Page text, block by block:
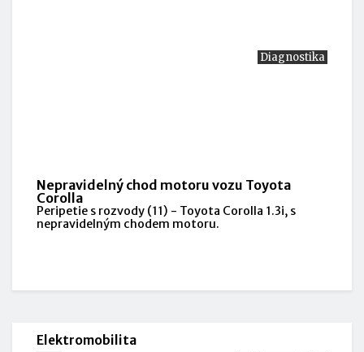
Diagnostika
Nepravidelný chod motoru vozu Toyota
Corolla
Peripetie s rozvody (11) - Toyota Corolla 1.3i, s
nepravidelným chodem motoru.
Elektromobilita